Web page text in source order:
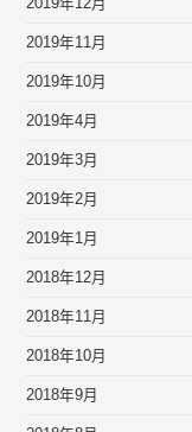
2019年12月
2019年11月
2019年10月
2019年4月
2019年3月
2019年2月
2019年1月
2018年12月
2018年11月
2018年10月
2018年9月